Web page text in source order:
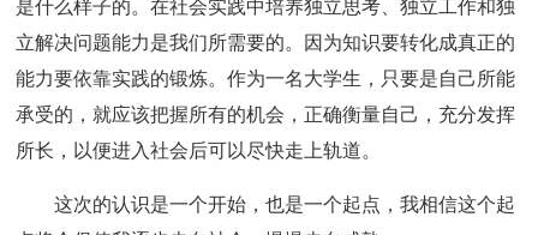
是什么样子的。在社会实践中培养独立思考、独立工作和独
立解决问题能力是我们所需要的。因为知识要转化成真正的
能力要依靠实践的锻炼。作为一名大学生，只要是自己所能
承受的，就应该把握所有的机会，正确衡量自己，充分发挥
所长，以便进入社会后可以尽快走上轨道。
这次的认识是一个开始，也是一个起点，我相信这个起